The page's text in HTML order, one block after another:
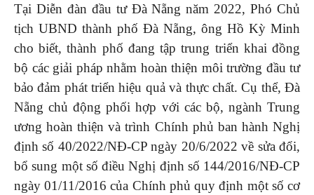
Tại Diễn đàn đầu tư Đà Nẵng năm 2022, Phó Chủ
tịch UBND thành phố Đà Nẵng, ông Hồ Kỳ Minh
cho biết, thành phố đang tập trung triển khai đồng
bộ các giải pháp nhằm hoàn thiện môi trường đầu tư
bảo đảm phát triển hiệu quả và thực chất. Cụ thể, Đà
Nẵng chủ động phối hợp với các bộ, ngành Trung
ương hoàn thiện và trình Chính phủ ban hành Nghị
định số 40/2022/NĐ-CP ngày 20/6/2022 về sửa đổi,
bổ sung một số điều Nghị định số 144/2016/NĐ-CP
ngày 01/11/2016 của Chính phủ quy định một số cơ